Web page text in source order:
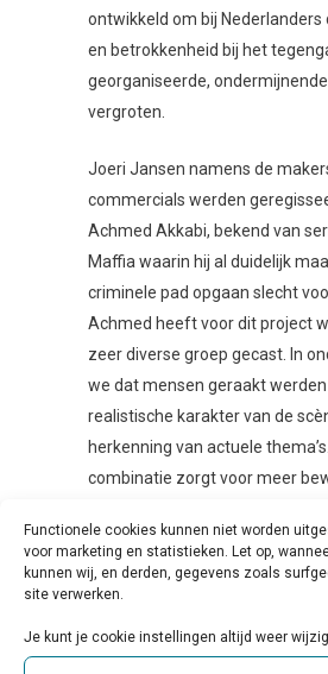
Functionele cookies kunnen niet worden
voor marketing en statistieken. Let op,
kunnen wij, en derden, gegevens zoals
site verwerken.
Je kunt je cookie instellingen altijd weer
ontwikkeld om bij Nederlanders
en betrokkenheid bij het
georganiseerde,
vergroten.
Joeri Jansen namens de
commercials werden
Achmed Akkabi, bekend van
Maffia waarin hij al duidelijk
criminele pad opgaan slecht
Achmed heeft voor dit project
zeer diverse groep gecast. In
we dat mensen geraakt
realistische karakter van de
herkenning van actuele
combinatie zorgt voor meer
Op de campagnesite
kunnen mensen meer lezen
verdachte situaties kunt
kunt doen om misdaad uit je